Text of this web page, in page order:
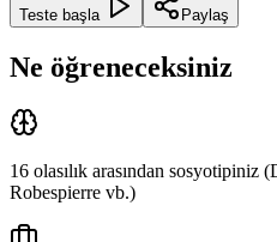
Teste başla Paylaş
Ne öğreneceksiniz
16 olasılık arasından
Robespierre vb.)